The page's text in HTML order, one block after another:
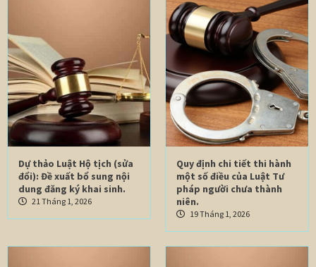
Dự thảo Luật Hộ tịch (sửa
đổi): Đề xuất bổ sung nội
dung đăng ký khai sinh.
21 Tháng 1, 2026
Quy định chi tiết thi hành
một số điều của Luật Tư
pháp người chưa thành
niên.
19 Tháng 1, 2026